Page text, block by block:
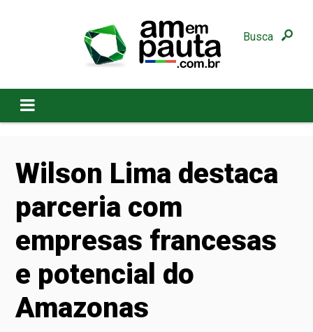
Busca
Wilson Lima destaca
parceria com
empresas francesas
e potencial do
Amazonas